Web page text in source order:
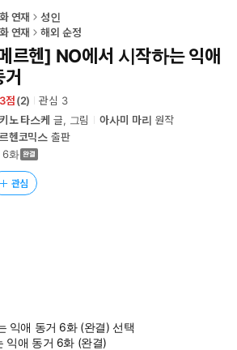
연재
성인
연재
해외 순정
르헨] NO에서 시작하는 익애
거
3 (2) 관심 3
노 타스케 글, 그림 아사미 마리 원작
헨코믹스 출판
6화
관심
익애 동거 6화 (완결) 선택
익애 동거 6화 (완결)